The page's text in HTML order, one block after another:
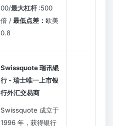
00/最大杠杆 :500
倍 /最低点差： 欧美
0.8
Swissquote 瑞讯银
行 - 瑞士唯一上市银
行外汇交易商
Swissquote 成立于
1996 年，获得银行